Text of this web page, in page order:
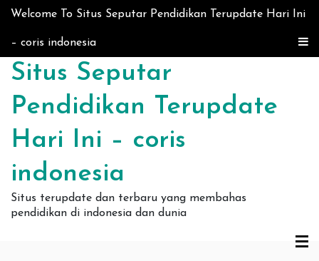
Skip to content
Welcome To Situs Seputar Pendidikan Terupdate Hari Ini
– coris indonesia
Situs Seputar
Pendidikan Terupdate
Hari Ini – coris
indonesia
Situs terupdate dan terbaru yang membahas
pendidikan di indonesia dan dunia